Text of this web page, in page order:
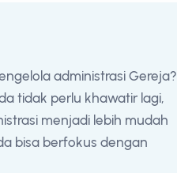
administrasi Gereja?
tidak perlu khawatir lagi,
menjadi lebih mudah
bisa berfokus dengan